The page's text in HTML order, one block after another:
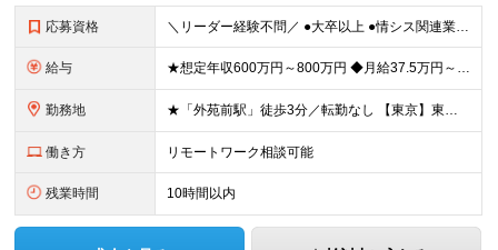
応募資格 ＼リーダー経験不問／ ●大卒以上 ●情シス関連業務の実務経験(2～3年を想定) ～こんな方に最適なポジションです～ ・大きな裁量、スケール感で企画を動かしたい方 ・アイデアや経験を活かして構想から関
給与 ★想定年収600万円～800万円 ◆月給37.5万円～50万円＋賞与年2回 ※経験・年齢・能力などを考慮の上、決定します。 ※残業代は管理職採用のためなし ※試用期間3ヶ月(期間中の待遇等に差異なし
勤務地 ★「外苑前駅」徒歩3分／転勤なし 【東京】東京都港区南青山2-12-14 ユニマット青山ビル ※(変更の範囲)上記を除く当社関連勤務地
働き方 リモートワーク相談可能
残業時間 10時間以内